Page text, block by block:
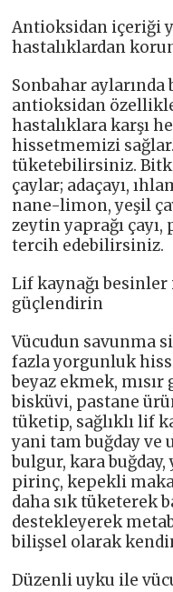
Antioksidan içeriği
hastalıklardan
Sonbahar
antioksidan
hastalıklara karşı
hissetmemizi
tüketebilirsiniz.
çaylar; adaçayı,
nane-limon, yeşil
zeytin yaprağı
tercih edebilirsiniz.
Lif kaynağı
güçlendirin
Vücudun savunma
fazla yorgunluk
beyaz ekmek,
bisküvi, pastane
tüketip, sağlıklı lif
yani tam buğday ve
bulgur, kara
pirinç, kepekli
daha sık tüketerek
destekleyerek
bilişsel olarak
Düzenli uyku ile